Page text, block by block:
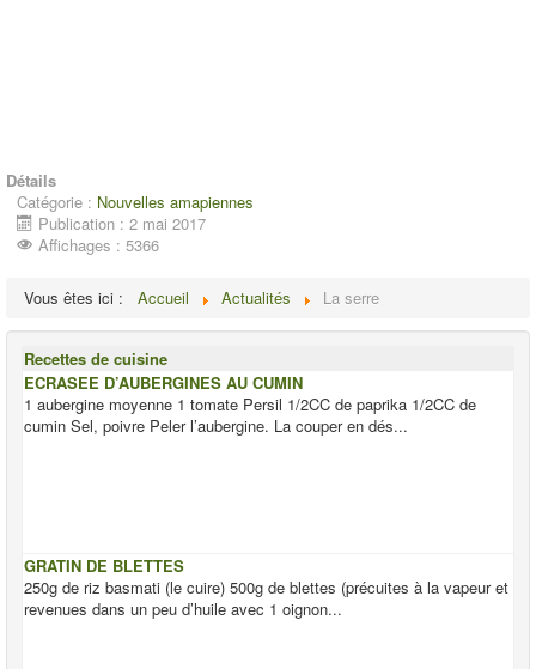
Détails
Catégorie : Nouvelles amapiennes
Publication : 2 mai 2017
Affichages : 5366
Vous êtes ici : Accueil Actualités La serre
Recettes de cuisine
ECRASEE D’AUBERGINES AU CUMIN
1 aubergine moyenne 1 tomate Persil 1/2CC de paprika 1/2CC de
cumin Sel, poivre Peler l’aubergine. La couper en dés...
GRATIN DE BLETTES
250g de riz basmati (le cuire) 500g de blettes (précuites à la vapeur et
revenues dans un peu d’huile avec 1 oignon...